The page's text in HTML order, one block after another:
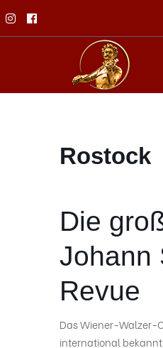
Rostock
Die
Johann
Revue
Das Wiener-Walzer-
international